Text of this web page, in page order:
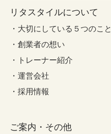
リタスタイルについて
・大切にしている５つのこと
・創業者の想い
・トレーナー紹介
・運営会社
・採用情報
ご案内・その他